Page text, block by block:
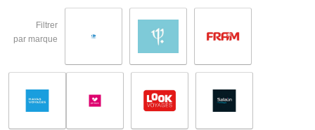
Filtrer
par marque